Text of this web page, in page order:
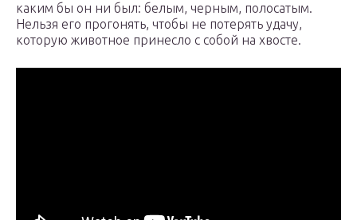
каким бы он ни был: белым, черным, полосатым.
Нельзя его прогонять, чтобы не потерять удачу,
которую животное принесло с собой на хвосте.